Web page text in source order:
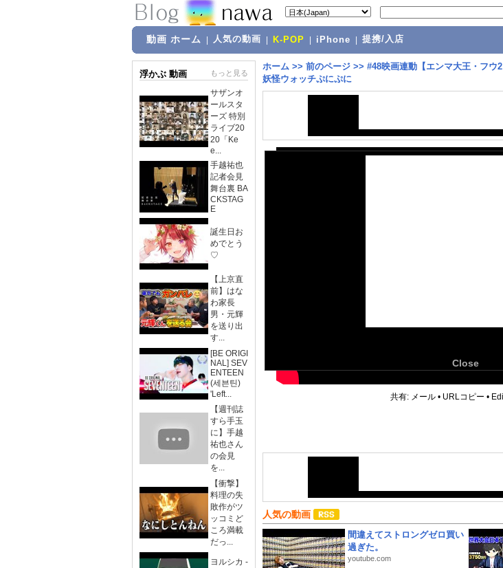
動画 ホーム 人気の動画 K-POP iPhone 提携/入店
浮かぶ 動画 もっと見る
サザンオ
ールスタ
ーズ 特別
ライブ20
20「Ke
e...
手越祐也
記者会見
舞台裏 BA
CKSTAG
E
誕生日お
めでとう
♡
【上京直
前】はな
わ家長
男・元輝
を送り出
す...
[BE ORIGI
NAL] SEV
ENTEEN
(세븐틴)
'Left...
【週刊誌
すら手玉
に】手越
祐也さん
の会見
を...
【衝撃】
料理の失
敗作がツ
ッコミど
ころ満載
だっ...
ヨルシカ -
ホーム >> 前のページ >> #48映画連動【エンマ大王・フウ
妖怪ウォッチぷにぷに
Close
共有: メール • URLコピー •
人気の動画
間違えてストロングゼロ買い
過ぎた。
youtube.com